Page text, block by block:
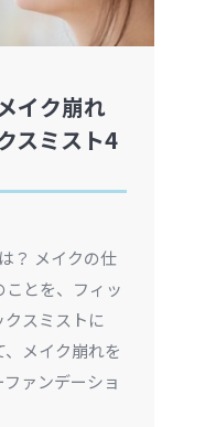
イク崩れ
スミスト4
？ メイクの仕
とを、フィッ
スミストに
メイク崩れを
ァンデーショ